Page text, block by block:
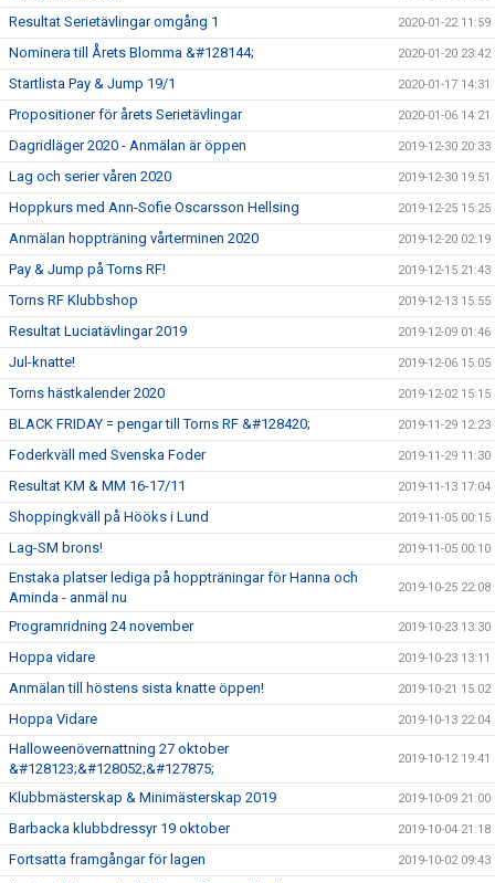
Resultat Serietävlingar omgång 1 2020-01-22 11:59
Nominera till Årets Blomma &#128144; 2020-01-20 23:42
Startlista Pay & Jump 19/1 2020-01-17 14:31
Propositioner för årets Serietävlingar 2020-01-06 14:21
Dagridläger 2020 - Anmälan är öppen 2019-12-30 20:33
Lag och serier våren 2020 2019-12-30 19:51
Hoppkurs med Ann-Sofie Oscarsson Hellsing 2019-12-25 15:25
Anmälan hoppträning vårterminen 2020 2019-12-20 02:19
Pay & Jump på Torns RF! 2019-12-15 21:43
Torns RF Klubbshop 2019-12-13 15:55
Resultat Luciatävlingar 2019 2019-12-09 01:46
Jul-knatte! 2019-12-06 15:05
Torns hästkalender 2020 2019-12-02 15:15
BLACK FRIDAY = pengar till Torns RF &#128420; 2019-11-29 12:23
Foderkväll med Svenska Foder 2019-11-29 11:30
Resultat KM & MM 16-17/11 2019-11-13 17:04
Shoppingkväll på Hööks i Lund 2019-11-05 00:15
Lag-SM brons! 2019-11-05 00:10
Enstaka platser lediga på hoppträningar för Hanna och
Aminda - anmäl nu
2019-10-25 22:08
Programridning 24 november 2019-10-23 13:30
Hoppa vidare 2019-10-23 13:11
Anmälan till höstens sista knatte öppen! 2019-10-21 15:02
Hoppa Vidare 2019-10-13 22:04
Halloweenövernattning 27 oktober
&#128123;&#128052;&#127875;
2019-10-12 19:41
Klubbmästerskap & Minimästerskap 2019 2019-10-09 21:00
Barbacka klubbdressyr 19 oktober 2019-10-04 21:18
Fortsatta framgångar för lagen 2019-10-02 09:43